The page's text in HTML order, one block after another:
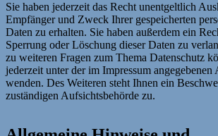
Sie haben jederzeit das Recht unentgeltlich
Empfänger und Zweck Ihrer gespeicherten
Daten zu erhalten. Sie haben außerdem ein
Sperrung oder Löschung dieser Daten zu
zu weiteren Fragen zum Thema Datenschutz
jederzeit unter der im Impressum angegebenen
wenden. Des Weiteren steht Ihnen ein
zuständigen Aufsichtsbehörde zu.